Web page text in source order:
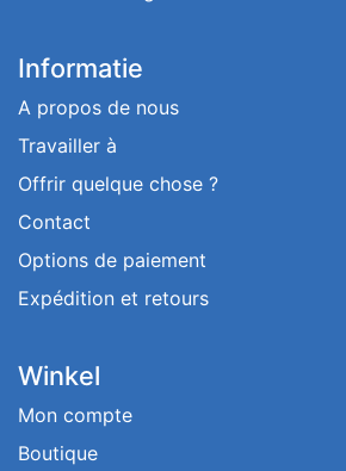
Informatie
A propos de nous
Travailler à
Offrir quelque chose ?
Contact
Options de paiement
Expédition et retours
Winkel
Mon compte
Boutique